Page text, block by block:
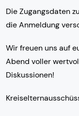
Die Zugangsdaten
die Anmeldung
Wir freuen uns auf
Abend voller
Diskussionen!